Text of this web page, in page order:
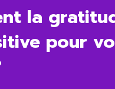
la
pour